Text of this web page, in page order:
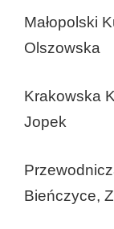
Małopolski
Olszowska
Krakowska
Jopek
Bieńczyce,